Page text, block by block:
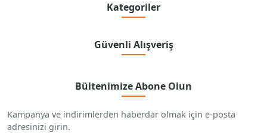
Kategoriler
Güvenli Alışveriş
Bültenimize Abone Olun
Kampanya ve indirimlerden haberdar olmak için e-posta
adresinizi girin.